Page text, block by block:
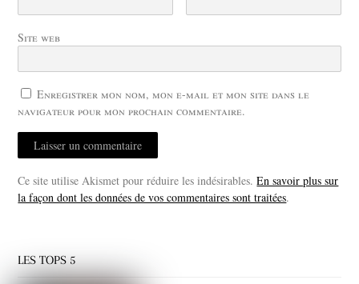
Site web
Enregistrer mon nom, mon e-mail et mon site dans le
navigateur pour mon prochain commentaire.
Ce site utilise Akismet pour réduire les indésirables.En savoir plus sur
la façon dont les données de vos commentaires sont traitées.
LES TOPS 5